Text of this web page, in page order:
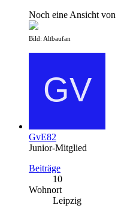
Noch eine Ansicht von
Bild: Altbaufan
GvE82
Junior-Mitglied
Beiträge
10
Wohnort
Leipzig